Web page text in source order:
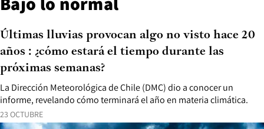
23 OCTUBRE
La Dirección Meteorológica de Chile (DMC) dio a conocer un
informe, revelando cómo terminará el año en materia climática.
Últimas lluvias provocan algo no visto hace 20
años : ¿cómo estará el tiempo durante las
próximas semanas?